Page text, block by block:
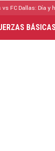
vs FC Dallas: Día y